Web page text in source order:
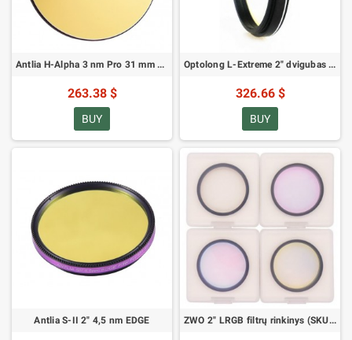
Antlia H-Alpha 3 nm Pro 31 mm nesumontuotas siaurajuostis filtras
263.38 $
BUY
Optolong L-Extreme 2" dvigubas juostinis filtras
326.66 $
BUY
Antlia S-II 2" 4,5 nm EDGE ZWO 2" LRGB filtrų rinkinys (SKU: ZWO LRGB2)